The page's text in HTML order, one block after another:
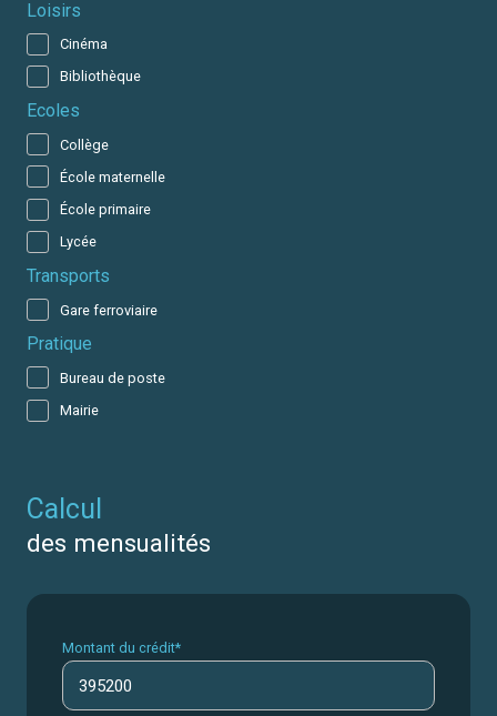
Loisirs
Cinéma
Bibliothèque
Ecoles
Collège
École maternelle
École primaire
Lycée
Transports
Gare ferroviaire
Pratique
Bureau de poste
Mairie
calcul
des mensualités
Montant du crédit*